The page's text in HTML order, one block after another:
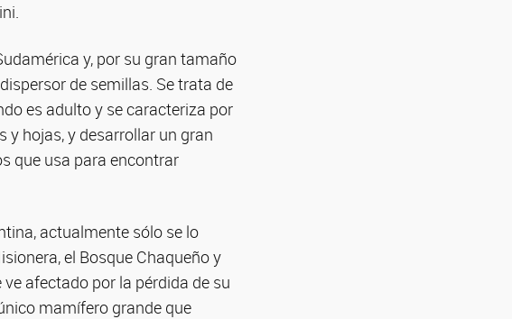
y, por su gran tamaño
de semillas. Se trata de
es adulto y se caracteriza por
y hojas, y desarrollar un gran
que usa para encontrar
actualmente sólo se lo
el Bosque Chaqueño y
afectado por la pérdida de su
mamífero grande que